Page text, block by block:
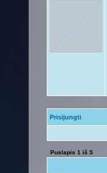
Prisijungti
Puslapis 1 iš 5